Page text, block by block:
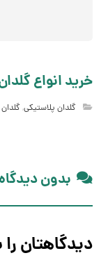
خرید انواع
گلدان پلاستیکی,
بدون دیدگاه
دیدگاهتان